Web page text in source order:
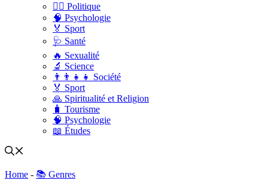
👨‍⚖️ Politique
🧠 Psychologie
🏅 Sport
🩺 Santé
🔥 Sexualité
🔬 Science
👨‍👨‍👧‍👧 Société
🏅 Sport
🙏 Spiritualité et Religion
🧳 Tourisme
🧠 Psychologie
📖 Études
Home - 📚 Genres